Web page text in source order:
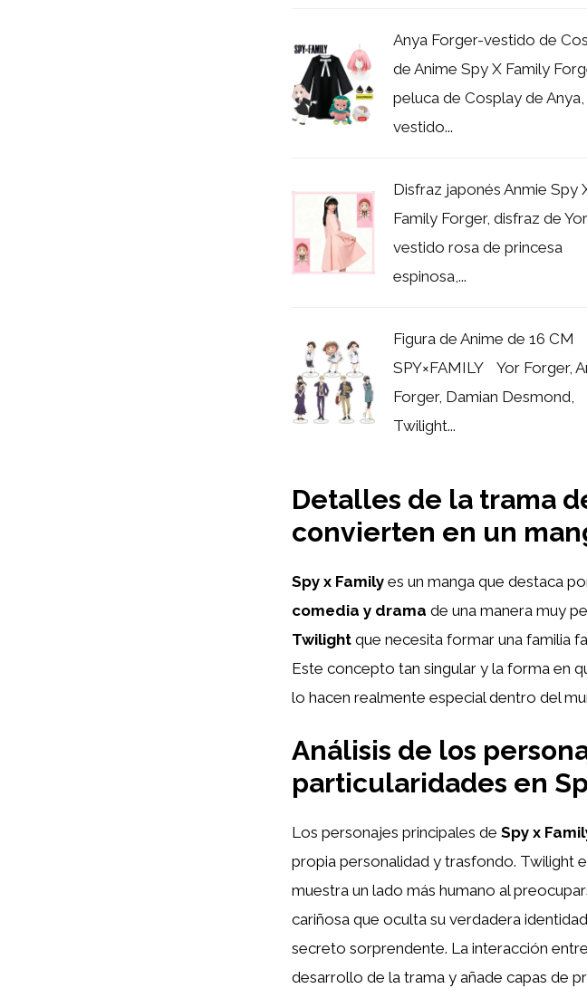
Anya Forger-vestido de
de Anime Spy X Family
peluca de Cosplay de Anya,
vestido...
Disfraz japonés Anmie Spy
Family Forger, disfraz de Yor,
vestido rosa de princesa
espinosa,...
Figura de Anime de 16 CM ‌
SPY×FAMILY ‌ ‌ ‌ Yor Forger,
Forger, Damian Desmond,
Twilight...
Detalles de la trama
convierten en un
Spy x Family es un manga que destaca
comedia y drama de una manera muy
Twilight que necesita formar una familia
Este concepto tan singular y la forma en
lo hacen realmente especial dentro del
Análisis de los
particularidades en
Los personajes principales de Spy x
propia personalidad y trasfondo. Twilight
muestra un lado más humano al
cariñosa que oculta su verdadera
secreto sorprendente. La interacción
desarrollo de la trama y añade capas de